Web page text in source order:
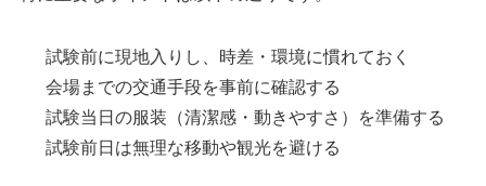
試験前に現地入りし、時差・環境に慣れておく
会場までの交通手段を事前に確認する
試験当日の服装（清潔感・動きやすさ）を準備する
試験前日は無理な移動や観光を避ける